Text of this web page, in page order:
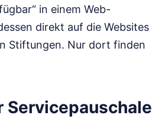
in einem Web-
direkt auf die Websites
Stiftungen. Nur dort finden
Servicepauschale